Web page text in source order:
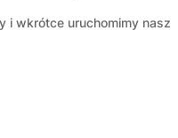
i wkrótce uruchomimy nasz